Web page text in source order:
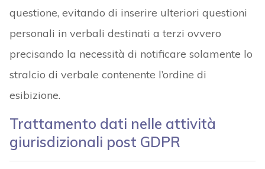
questione, evitando di inserire ulteriori questioni
personali in verbali destinati a terzi ovvero
precisando la necessità di notificare solamente lo
stralcio di verbale contenente l’ordine di
esibizione.
Trattamento dati nelle attività
giurisdizionali post GDPR